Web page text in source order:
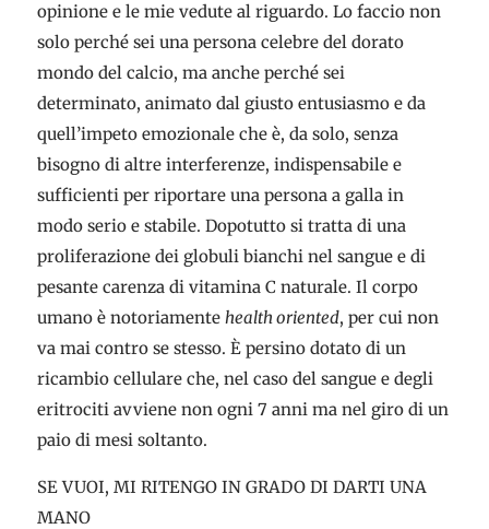
opinione e le mie vedute al riguardo. Lo faccio non
solo perché sei una persona celebre del dorato
mondo del calcio, ma anche perché sei
determinato, animato dal giusto entusiasmo e da
quell’impeto emozionale che è, da solo, senza
bisogno di altre interferenze, indispensabile e
sufficienti per riportare una persona a galla in
modo serio e stabile. Dopotutto si tratta di una
proliferazione dei globuli bianchi nel sangue e di
pesante carenza di vitamina C naturale. Il corpo
umano è notoriamente health oriented, per cui non
va mai contro se stesso. È persino dotato di un
ricambio cellulare che, nel caso del sangue e degli
eritrociti avviene non ogni 7 anni ma nel giro di un
paio di mesi soltanto.
SE VUOI, MI RITENGO IN GRADO DI DARTI UNA
MANO